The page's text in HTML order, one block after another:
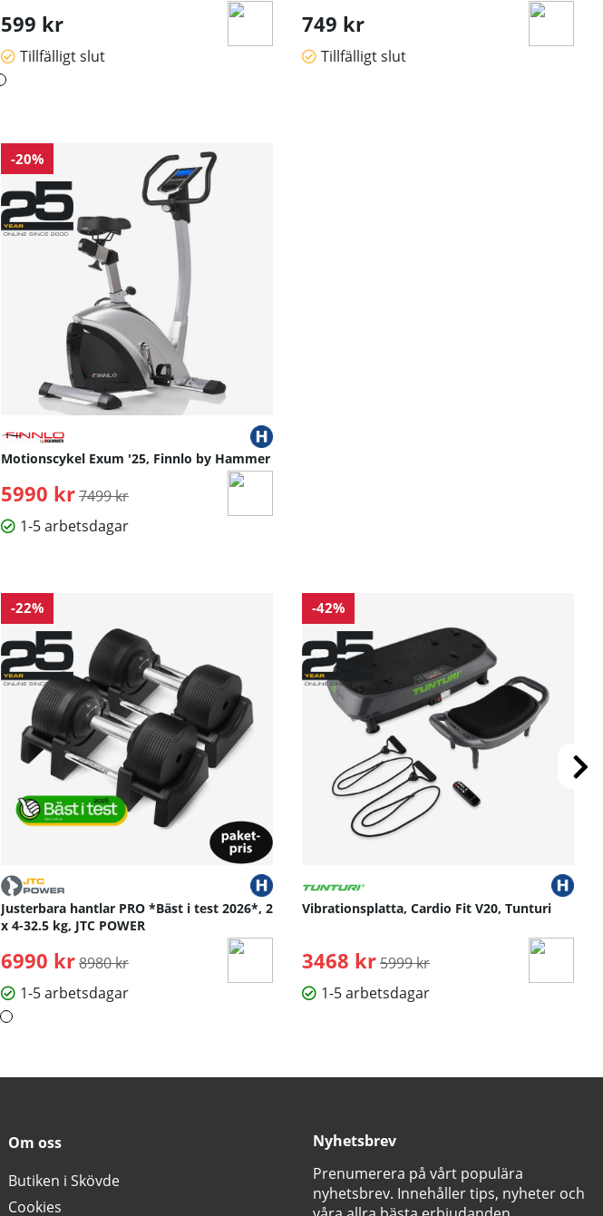
599 kr
Tillfälligt slut
749 kr
Tillfälligt slut
-20%
Motionscykel Exum '25, Finnlo by Hammer
5990 krOrdinarie pris:
7499 kr
1-5 arbetsdagar
-22%
Justerbara hantlar PRO *Bäst i test 2026*, 2
x 4-32.5 kg, JTC POWER
6990 kr Ordinarie pris:
8980 kr
1-5 arbetsdagar
-42%
Vibrationsplatta, Cardio Fit V20, Tunturi
3468 kr Ordinarie pris:
5999 kr
1-5 arbetsdagar
Om oss
Butiken i Skövde
Cookies
Nyhetsbrev
Prenumerera på vårt populära
nyhetsbrev. Innehåller tips, nyheter och